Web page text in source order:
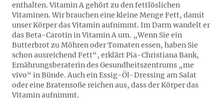
enthalten. Vitamin A gehört zu den fettlöslichen
Vitaminen. Wir brauchen eine kleine Menge Fett, damit
unser Körper das Vitamin aufnimmt. Im Darm wandelt er
das Beta-Carotin in Vitamin A um. „Wenn Sie ein
Butterbrot zu Möhren oder Tomaten essen, haben Sie
schon ausreichend Fett“, erklärt Pia-Christiana Bank,
Ernährungsberaterin des Gesundheitszentrums „me
vivo“ in Bünde. Auch ein Essig-Öl-Dressing am Salat
oder eine Bratensoße reichen aus, dass der Körper das
Vitamin aufnimmt.